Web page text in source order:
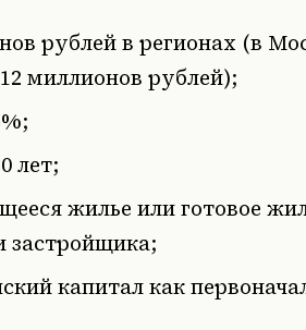
рублей в регионах (в
миллионов рублей);
лет;
жилье или готовое
застройщика;
капитал как